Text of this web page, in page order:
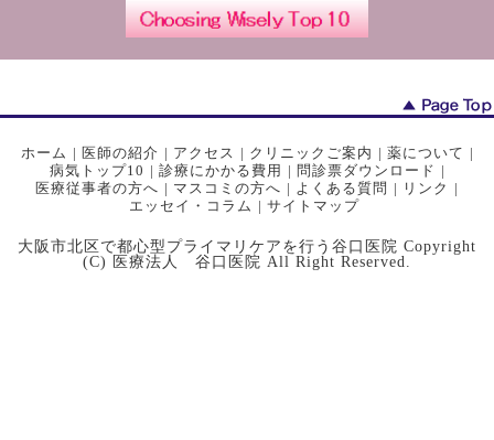
ホーム | 医師の紹介 | アクセス | クリニックご案内 | 薬について |
病気トップ10 | 診療にかかる費用 | 問診票ダウンロード |
医療従事者の方へ | マスコミの方へ | よくある質問 | リンク |
エッセイ・コラム | サイトマップ
大阪市北区で都心型プライマリケアを行う谷口医院 Copyright
(C) 医療法人 谷口医院 All Right Reserved.